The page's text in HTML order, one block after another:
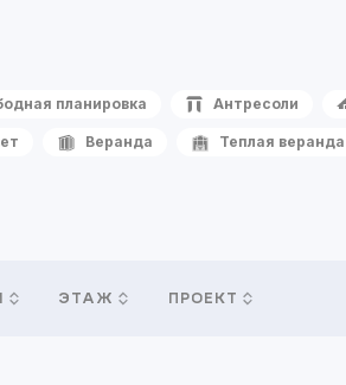
планировка Антресоли
Веранда Теплая веранда
ЭТАЖ ПРОЕКТ